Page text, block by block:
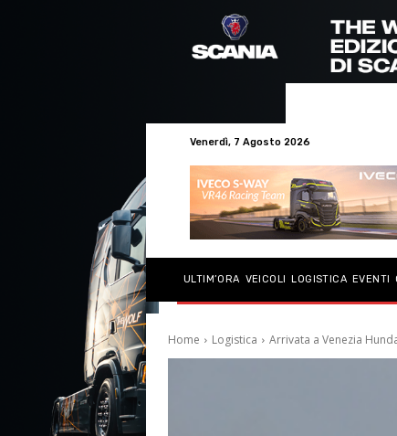
Venerdì, 7 Agosto 2026
ULTIM’ORA VEICOLI LOGISTICA EVENTI
Home Logistica Arrivata a Venezia